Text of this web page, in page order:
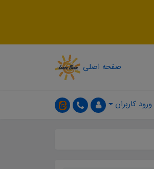
صفحه اصلی
ورود کاربران